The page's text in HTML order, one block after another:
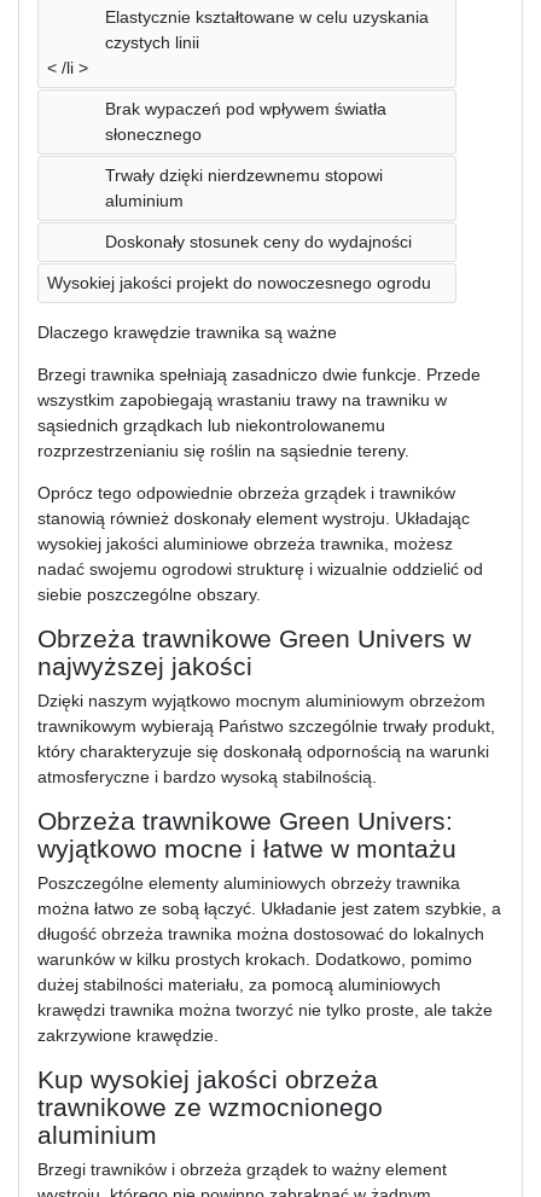
Elastycznie kształtowane w celu uzyskania
czystych linii
< /li >
Brak wypaczeń pod wpływem światła
słonecznego
Trwały dzięki nierdzewnemu stopowi
aluminium
Doskonały stosunek ceny do wydajności
Wysokiej jakości projekt do nowoczesnego ogrodu
Dlaczego krawędzie trawnika są ważne
Brzegi trawnika spełniają zasadniczo dwie funkcje. Przede
wszystkim zapobiegają wrastaniu trawy na trawniku w
sąsiednich grządkach lub niekontrolowanemu
rozprzestrzenianiu się roślin na sąsiednie tereny.
Oprócz tego odpowiednie obrzeża grządek i trawników
stanowią również doskonały element wystroju. Układając
wysokiej jakości aluminiowe obrzeża trawnika, możesz
nadać swojemu ogrodowi strukturę i wizualnie oddzielić od
siebie poszczególne obszary.
Obrzeża trawnikowe Green Univers w
najwyższej jakości
Dzięki naszym wyjątkowo mocnym aluminiowym obrzeżom
trawnikowym wybierają Państwo szczególnie trwały produkt,
który charakteryzuje się doskonałą odpornością na warunki
atmosferyczne i bardzo wysoką stabilnością.
Obrzeża trawnikowe Green Univers:
wyjątkowo mocne i łatwe w montażu
Poszczególne elementy aluminiowych obrzeży trawnika
można łatwo ze sobą łączyć. Układanie jest zatem szybkie, a
długość obrzeża trawnika można dostosować do lokalnych
warunków w kilku prostych krokach. Dodatkowo, pomimo
dużej stabilności materiału, za pomocą aluminiowych
krawędzi trawnika można tworzyć nie tylko proste, ale także
zakrzywione krawędzie.
Kup wysokiej jakości obrzeża
trawnikowe ze wzmocnionego
aluminium
Brzegi trawników i obrzeża grządek to ważny element